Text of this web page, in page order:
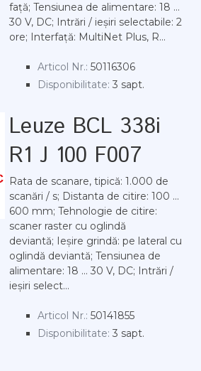
față; Tensiunea de alimentare: 18 ...
30 V, DC; Intrări / ieșiri selectabile: 2
ore; Interfață: MultiNet Plus, R...
Articol Nr.: 50116306
Disponibilitate: 3 sapt.
Leuze BCL 338i
R1 J 100 F007
Rata de scanare, tipică: 1.000 de
scanări / s; Distanta de citire: 100 ...
600 mm; Tehnologie de citire:
scaner raster cu oglindă
deviantă; Ieșire grindă: pe lateral cu
oglindă deviantă; Tensiunea de
alimentare: 18 ... 30 V, DC; Intrări /
ieșiri select...
Articol Nr.: 50141855
Disponibilitate: 3 sapt.